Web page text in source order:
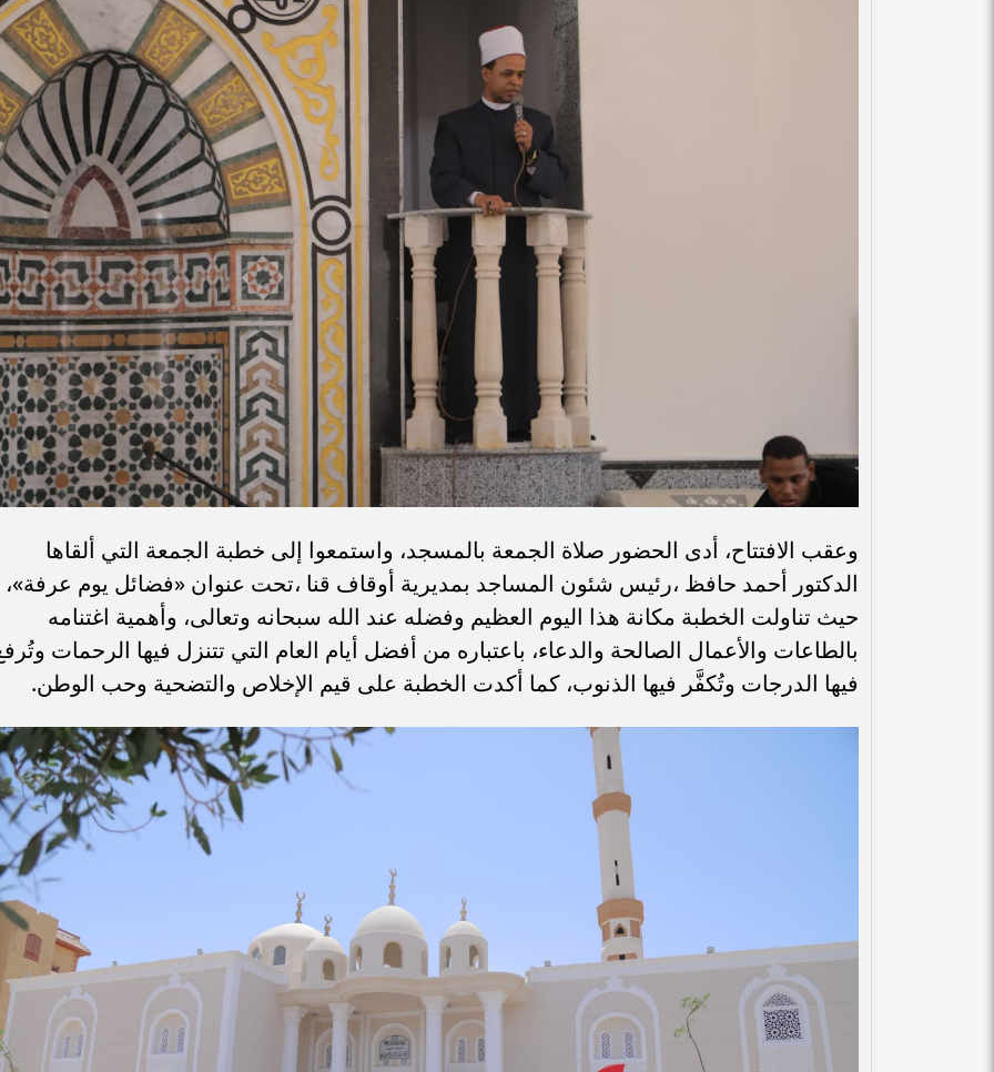
وعقب الافتتاح، أدى الحضور صلاة الجمعة بالمسجد، واستمعوا إلى خطبة الجمعة التي ألقاها
الدكتور أحمد حافظ ،رئيس شئون المساجد بمديرية أوقاف قنا ،تحت عنوان «فضائل يوم عرفة»،
حيث تناولت الخطبة مكانة هذا اليوم العظيم وفضله عند الله سبحانه وتعالى، وأهمية اغتنامه
بالطاعات والأعمال الصالحة والدعاء، باعتباره من أفضل أيام العام التي تتنزل فيها الرحمات
فيها الدرجات وتُكفَّر فيها الذنوب، كما أكدت الخطبة على قيم الإخلاص والتضحية وحب الوطن.